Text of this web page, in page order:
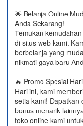
🌟 Belanja Online
Anda Sekarang!
Temukan
di situs web kami.
berbelanja yang
nikmati gaya baru
🔥 Promo Spesial
Hari ini, kami
setia kami! Dapatkan
bonus menarik
toko online kami